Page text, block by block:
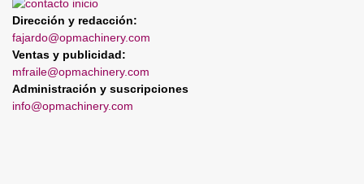
Dirección y redacción:
fajardo@opmachinery.com
Ventas y publicidad:
mfraile@opmachinery.com
Administración y suscripciones
info@opmachinery.com